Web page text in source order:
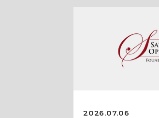
2026.07.06